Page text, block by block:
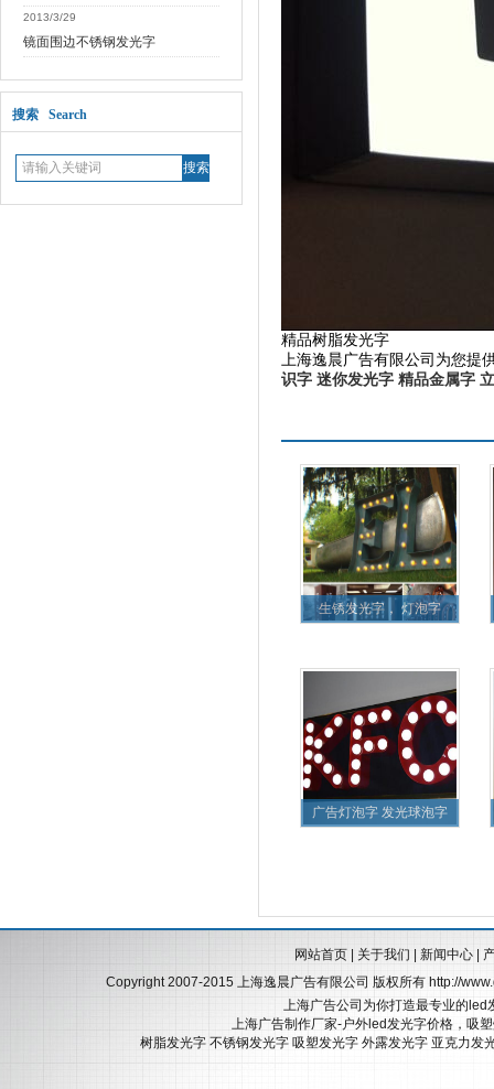
2013/3/29
镜面围边不锈钢发光字
搜索 Search
精品树脂发光字
上海逸晨广告有限公司为您提
识字 迷你发光字 精品金属字
生锈发光字， 灯泡字
广告灯泡字 发光球泡字
网站首页| 关于我们 新闻中心|
Copyright 2007-2015 上海逸晨广告有限公司 版权所有 http://
上海广告公司为你打造最专业的
上海广告制作厂家-户外led发光字价格，吸
树脂发光字 不锈钢发光字 吸塑发光字 外露发光字 亚克力发